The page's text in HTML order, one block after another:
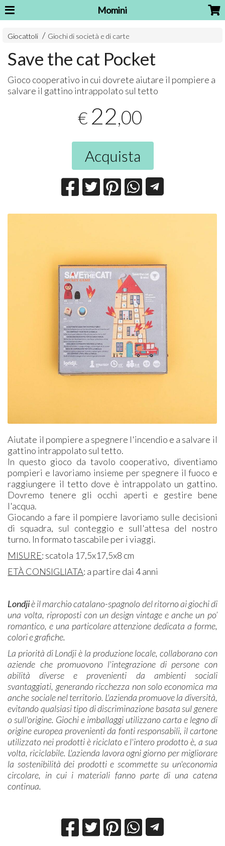
Momini
Giocattoli Giochi di società e di carte
Save the cat Pocket
Gioco cooperativo in cui dovrete aiutare il pompiere a
salvare il gattino intrappolato sul tetto
€ 22,00
Acquista
Aiutate il pompiere a spegnere l'incendio e a salvare il
gattino intrappolato sul tetto.
In questo gioco da tavolo cooperativo, diventiamo
pompieri e lavoriamo insieme per spegnere il fuoco e
raggiungere il tetto dove è intrappolato un gattino.
Dovremo tenere gli occhi aperti e gestire bene
l'acqua.
Giocando a fare il pompiere lavoriamo sulle decisioni
di squadra, sul conteggio e sull'attesa del nostro
turno. In formato tascabile per i viaggi.
MISURE: scatola 17,5x17,5x8 cm
ETÀ CONSIGLIATA: a partire dai 4 anni
Londjiè il marchio catalano-spagnolo del ritorno ai giochi di
una volta, riproposti con un design vintage e anche un po’
romantico, e una particolare attenzione dedicata a forme,
colori e grafiche.
La priorità di Londji è la produzione locale, collaborano con
aziende che promuovono l'integrazione di persone con
abilità diverse e provenienti da ambienti sociali
svantaggiati, generando ricchezza non solo economica ma
anche sociale nel territorio. L'azienda promuove la diversità,
evitando qualsiasi tipo di discriminazione basata sul genere
o sull'origine. Giochi e imballaggi utilizzano carta e legno di
origine europea provenienti da fonti responsabili, il cartone
utilizzato nei prodotti è riciclato e l'intero prodotto è, a sua
volta, riciclabile. L'azienda lavora ogni giorno per migliorare
la sostenibilità dei prodotti e scommette su un'economia
circolare, in cui i materiali fanno parte di una catena
continua.